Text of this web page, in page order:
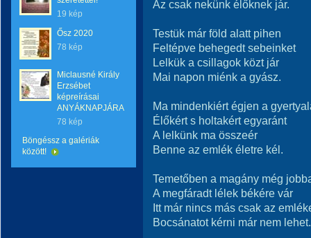
19 kép
Ősz 2020
78 kép
Miclausné Király
Erzsébet
képreírásai
ANYÁKNAPJÁRA
78 kép
Böngéssz a galériák
között!
Az csak nekünk élőknek jár.
Testük már föld alatt pihen
Feltépve behegedt sebeinket
Lelkük a csillagok közt jár
Mai napon miénk a gyász.
Ma mindenkiért égjen a
Élőkért s holtakért egyaránt
A lelkünk ma összeér
Benne az emlék életre kél.
Temetőben a magány még
A megfáradt lélek békére vár
Itt már nincs más csak az
Bocsánatot kérni már nem lehet.